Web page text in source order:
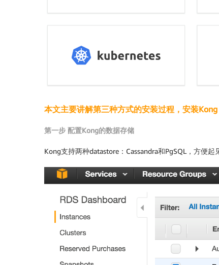
本文主要讲解第三种方式的安装过程，安装
第一步 配置Kong的数据存储
Kong支持两种datastore：Cassandra和PgSQL，方便